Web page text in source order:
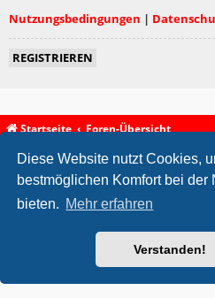
Diese Website nutzt Cookies,
bestmöglichen Komfort bei der
bieten. Mehr erfahren
Verstanden!
Nutzungsbedingungen |
REGISTRIEREN
Startseite Foren-Übersicht
metrolike style byEric Seguin
Powered byphpBB ® Forum
Datenschutz